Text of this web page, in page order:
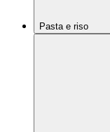
Pasta e riso